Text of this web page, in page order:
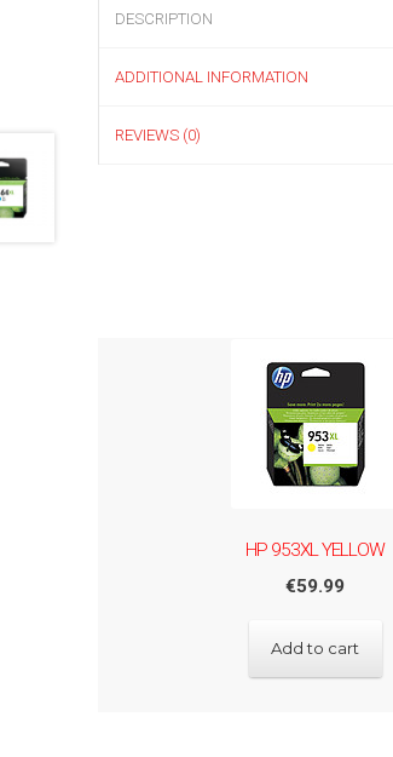
DESCRIPTION
ADDITIONAL INFORMATION
REVIEWS (0)
HP 953XL YELLOW
€59.99
Add to cart